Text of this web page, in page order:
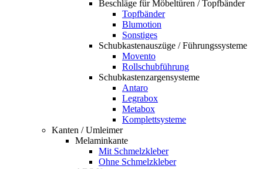
Beschläge für Möbeltüren / Topfbänder
Topfbänder
Blumotion
Sonstiges
Schubkastenauszüge / Führungssysteme
Movento
Rollschubführung
Schubkastenzargensysteme
Antaro
Legrabox
Metabox
Komplettsysteme
Kanten / Umleimer
Melaminkante
Mit Schmelzkleber
Ohne Schmelzkleber